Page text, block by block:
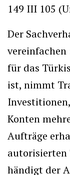
149 III 105
Der
vereinfachen
für das
ist, nimmt
Konten
Aufträge
autorisierten
händigt der